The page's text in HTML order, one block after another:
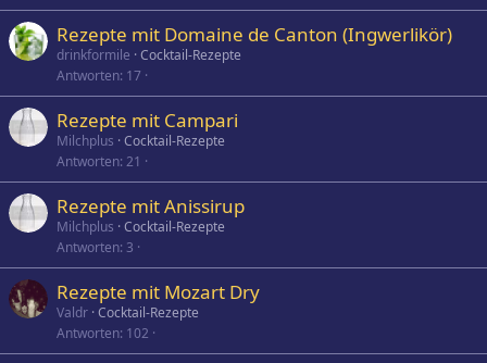
Rezepte mit Domaine de Canton (Ingwerlikör)
drinkformile Cocktail-Rezepte
Antworten 17
Rezepte mit Campari
Milchplus Cocktail-Rezepte
Antworten 21
Rezepte mit Anissirup
Milchplus Cocktail-Rezepte
Antworten 3
Rezepte mit Mozart Dry
Valdr Cocktail-Rezepte
Antworten 102